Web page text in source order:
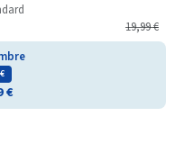
19,99€
€
€